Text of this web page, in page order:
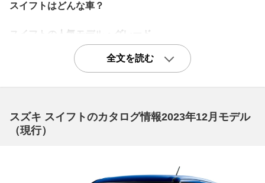
スイフトはどんな車？
スイフトの人気モデル・グレード
軽量ボディ＋NAエンジンのスポーツグレード「RS」
スイフトスポーツではない、いわゆる普通のスイフトの中
でも最もスポーツマインドの高いグレードがRSだ。「R
のRSはその中でも最もベーシックでピュアなグレードと
なる。発売当初は5速MTしか用意されていなかった、とい
を駆使してわずか870kgのボディを活発に走らせると、運
全文を読む
スズキ スイフトのカタログ情報2023年12月モデル
（現行）